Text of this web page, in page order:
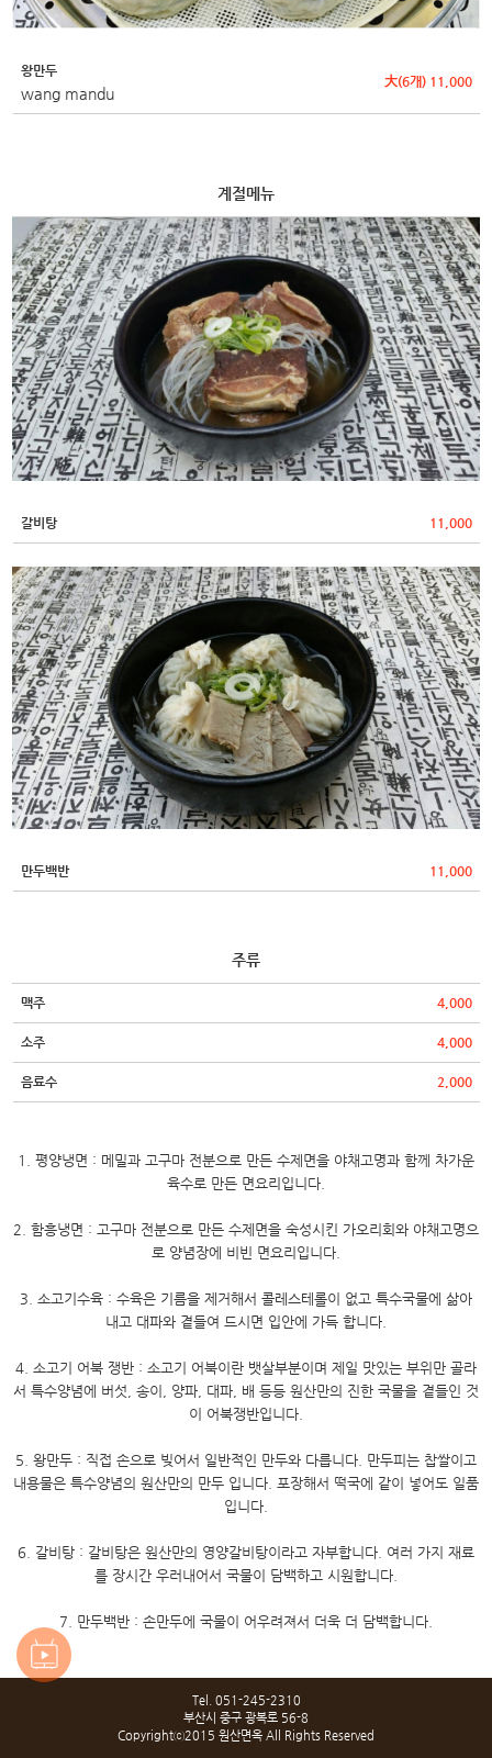
왕만두
wang mandu
大(6개) 11,000
계절메뉴
갈비탕 11,000
만두백반 11,000
주류
맥주 4,000
소주 4,000
음료수 2,000
1. 평양냉면 : 메밀과 고구마 전분으로 만든 수제면을 야채고명과 함께 차가운
육수로 만든 면요리입니다.
2. 함흥냉면 : 고구마 전분으로 만든 수제면을 숙성시킨 가오리회와 야채고명으
로 양념장에 비빈 면요리입니다.
3. 소고기수육 : 수육은 기름을 제거해서 콜레스테롤이 없고 특수국물에 삶아
내고 대파와 곁들여 드시면 입안에 가득 합니다.
4. 소고기 어북 쟁반 : 소고기 어북이란 뱃살부분이며 제일 맛있는 부위만 골라
서 특수양념에 버섯, 송이, 양파, 대파, 배 등등 원산만의 진한 국물을 곁들인 것
이 어북쟁반입니다.
5. 왕만두 : 직접 손으로 빚어서 일반적인 만두와 다릅니다. 만두피는 찹쌀이고
내용물은 특수양념의 원산만의 만두 입니다. 포장해서 떡국에 같이 넣어도 일품
입니다.
6. 갈비탕 : 갈비탕은 원산만의 영양갈비탕이라고 자부합니다. 여러 가지 재료
를 장시간 우러내어서 국물이 담백하고 시원합니다.
7. 만두백반 : 손만두에 국물이 어우려져서 더욱 더 담백합니다.
Tel. 051-245-2310
부산시 중구 광복로 56-8
Copyrightⓒ2015 원산면옥 All Rights Reserved